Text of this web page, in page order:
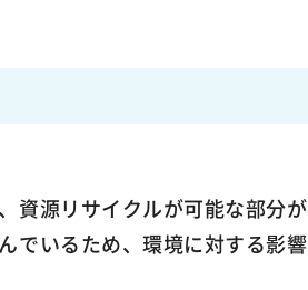
資源リサイクルが可能な部分が
でいるため、環境に対する影響